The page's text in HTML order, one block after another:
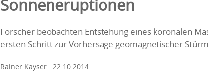
Sonneneruptionen
Forscher beobachten Entstehung eines koronalen
ersten Schritt zur Vorhersage geomagnetischer
Rainer Kayser 22.10.2014